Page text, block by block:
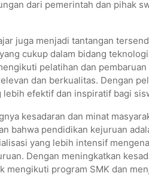
dari pemerintah dan pihak
juga menjadi tantangan
cukup dalam bidang
pelatihan dan
dan berkualitas. Dengan
lebih efektif dan inspiratif bagi
kesadaran dan minat
bahwa pendidikan kejuruan
yang lebih intensif
Dengan meningkatkan
mengikuti program SMK dan